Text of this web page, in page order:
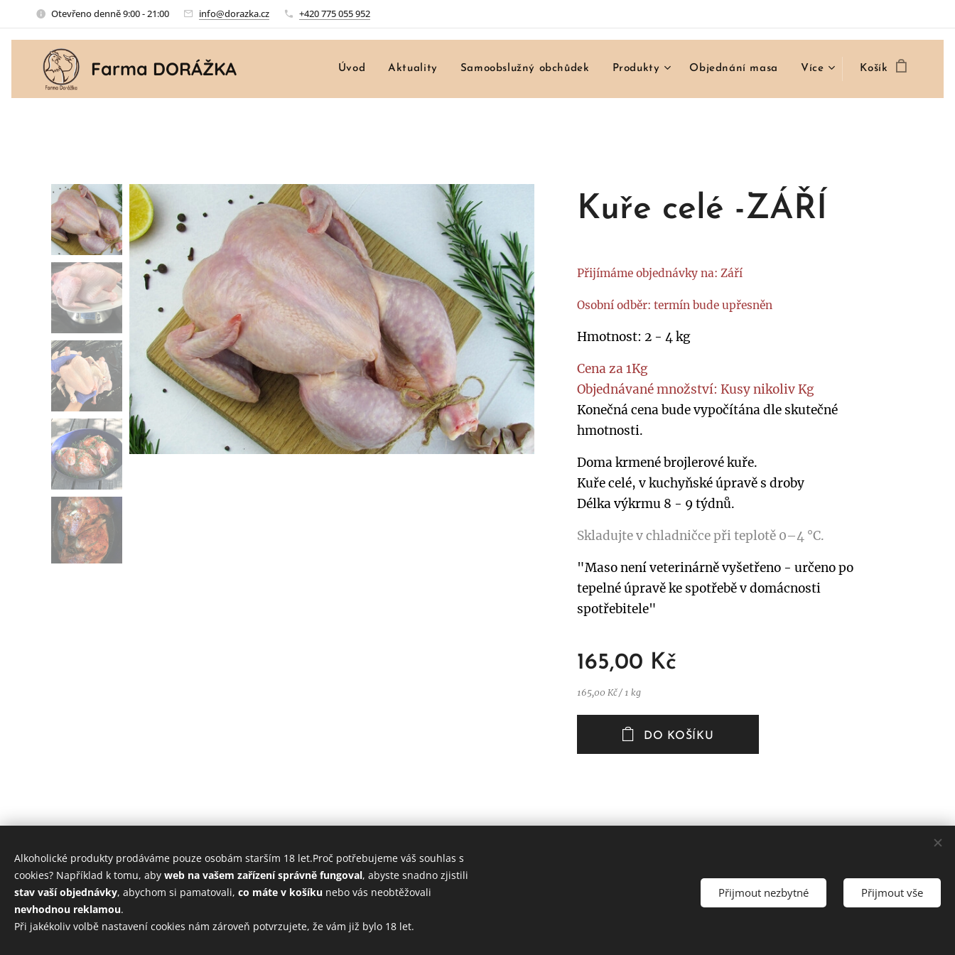
Otevřeno denně 9:00 - 21:00 info@dorazka.cz +420 775 055 952
Farma DORÁŽKA Úvod Aktuality Samoobslužný obchůdek Produkty Objednání masa Více Košík
Kuře celé -ZÁŘÍ
Přijímáme objednávky na: Září
Osobní odběr: termín bude upřesněn
Hmotnost: 2 - 4 kg
Cena za 1Kg
Objednávané množství: Kusy nikoliv Kg
Konečná cena bude vypočítána dle skutečné
hmotnosti.
Doma krmené brojlerové kuře.
Kuře celé, v kuchyňské úpravě s droby
Délka výkrmu 8 - 9 týdnů.
Skladujte v chladničce při teplotě 0–4 °C.
"Maso není veterinárně vyšetřeno - určeno po
tepelné úpravě ke spotřebě v domácnosti
spotřebitele"
165,00 Kč
165,00 Kč / 1 kg
DO KOŠÍKU
Alkoholické produkty prodáváme pouze osobám starším 18 let.Proč potřebujeme váš souhlas s
cookies? Například k tomu, aby web na vašem zařízení správně fungoval, abyste snadno zjistili
stav vaší objednávky, abychom si pamatovali, co máte v košíku nebo vás neobtěžovali
nevhodnou reklamou.
Při jakékoliv volbě nastavení cookies nám zároveň potvrzujete, že vám již bylo 18 let.
Přijmout nezbytné Přijmout vše